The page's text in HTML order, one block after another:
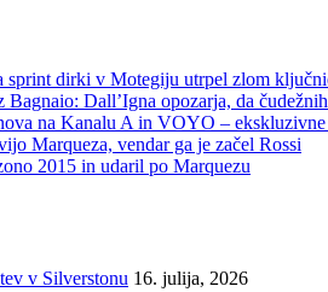
sprint dirki v Motegiju utrpel zlom
Dall’Igna opozarja, da
na Kanalu A in VOYO – ekskluzivne
Marqueza, vendar ga je začel Rossi
2015 in udaril po Marquezu
v Silverstonu 16. julija, 2026